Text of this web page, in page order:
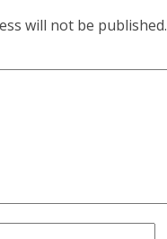
will not be published.